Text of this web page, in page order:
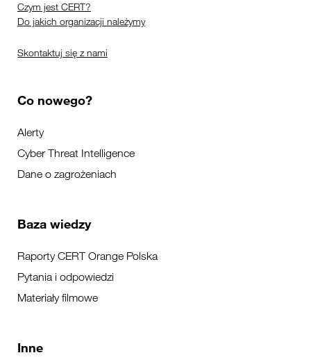
Czym jest CERT?
Do jakich organizacji należymy
Skontaktuj się z nami
Co nowego?
Alerty
Cyber Threat Intelligence
Dane o zagrożeniach
Baza wiedzy
Raporty CERT Orange Polska
Pytania i odpowiedzi
Materiały filmowe
Inne